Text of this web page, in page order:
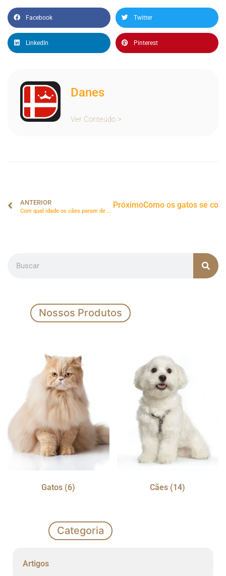
Facebook Twitter
LinkedIn Pinterest
Danes
Ver Conteúdo >
ANTERIOR
Com qual idade os cães param de crescer?
PróximoComo os gatos se
Nossos Produtos
Gatos (6) Cães (14)
Categoria
Artigos